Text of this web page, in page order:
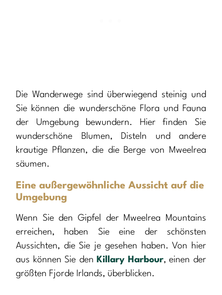
Die Wanderwege sind überwiegend steinig und
Sie können die wunderschöne Flora und Fauna
der Umgebung bewundern. Hier finden Sie
wunderschöne Blumen, Disteln und andere
krautige Pflanzen, die die Berge von Mweelrea
säumen.
Eine außergewöhnliche Aussicht auf die
Umgebung
Wenn Sie den Gipfel der Mweelrea Mountains
erreichen, haben Sie eine der schönsten
Aussichten, die Sie je gesehen haben. Von hier
aus können Sie den Killary Harbour, einen der
größten Fjorde Irlands, überblicken.